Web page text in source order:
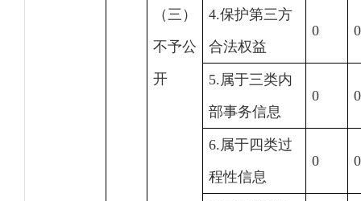
（三）
不予公
开
4.保护第三方
合法权益
0 0
5.属于三类内
部事务信息
0 0
6.属于四类过
程性信息
0 0